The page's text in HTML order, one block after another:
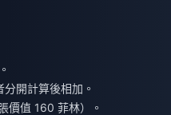
開計算後相加。
價值 160 菲林）。